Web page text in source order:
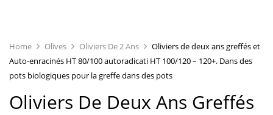
Home Olives Oliviers De 2 Ans
Oliviers de deux ans greffés et
Auto-enracinés HT 80/100 autoradicati HT 100/120 – 120+. Dans des
pots biologiques pour la greffe dans des pots
Oliviers De Deux Ans Greffés